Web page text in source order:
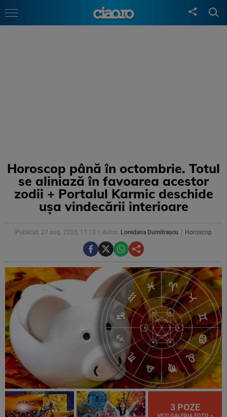
Horoscop până în octombrie. Totul
se aliniază în favoarea acestor
zodii + Portalul Karmic deschide
ușa vindecării interioare
Publicat: 27 aug. 2025, 11:13 Autor: Loredana Dumitrașcu Horoscop
3 POZE